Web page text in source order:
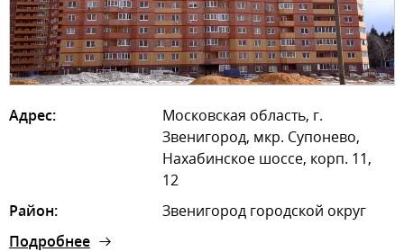
Адрес:
Московская область, г.
Звенигород, мкр. Супонево,
Нахабинское шоссе, корп. 11,
12
Район:
Звенигород городской округ
Подробнее